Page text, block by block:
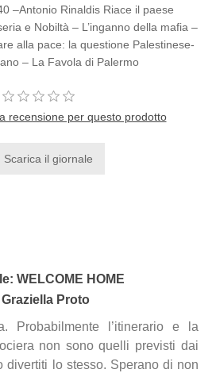
–Antonio Rinaldis Riace il paese
e Nobiltà – L’inganno della mafia –
alla pace: la questione Palestinese-
– La Favola di Palermo
recensione per questo prodotto
Scarica il giornale
WELCOME HOME
Proto
Probabilmente l’itinerario e la
non sono quelli previsti dai
divertiti lo stesso. Sperano di non